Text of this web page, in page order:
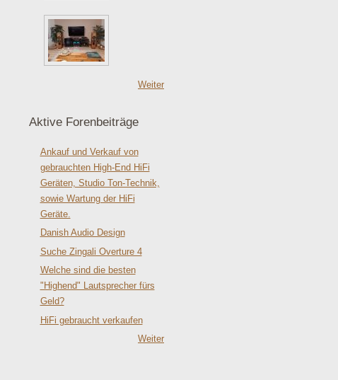
Weiter
Aktive Forenbeiträge
Ankauf und Verkauf von
gebrauchten High-End HiFi
Geräten, Studio Ton-Technik,
sowie Wartung der HiFi
Geräte.
Danish Audio Design
Suche Zingali Overture 4
Welche sind die besten
"Highend" Lautsprecher fürs
Geld?
HiFi gebraucht verkaufen
Weiter